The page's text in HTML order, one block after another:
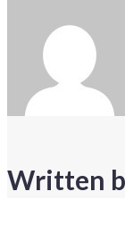
Written